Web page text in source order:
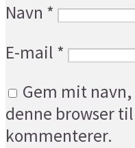
Navn *
E-mail *
Gem mit
denne browser
kommenterer.